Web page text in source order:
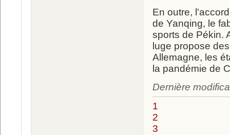
En outre,
de Yanqing, le
sports de Pékin.
luge propose
Allemagne, les
la pandémie de
Dernière
1
2
3